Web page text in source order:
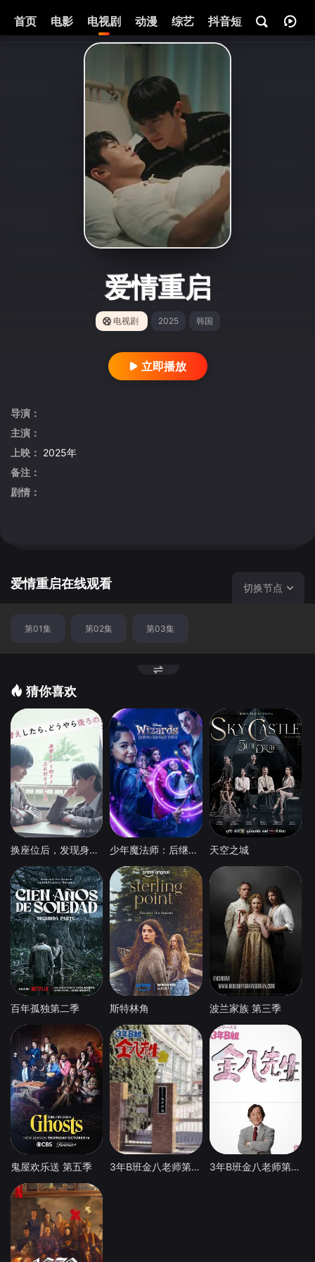
首页 电影 电视剧 动漫 综艺 抖音短剧 即将热映
爱情重启
电视剧 2025 韩国
立即播放
导演：
主演：
上映： 2025年
备注：
剧情：
爱情重启在线观看 切换节点
第01集 第02集 第03集
猜你喜欢
换座位后，发现身后的男生好像喜欢我 少年魔法师：后继者 第三季 天空之城
百年孤独第二季 斯特林角 波兰家族 第三季
鬼屋欢乐送 第五季 3年B班金八老师第七季 3年B班金八老师第八季